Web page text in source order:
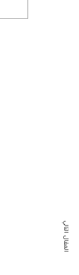
المقال التالي